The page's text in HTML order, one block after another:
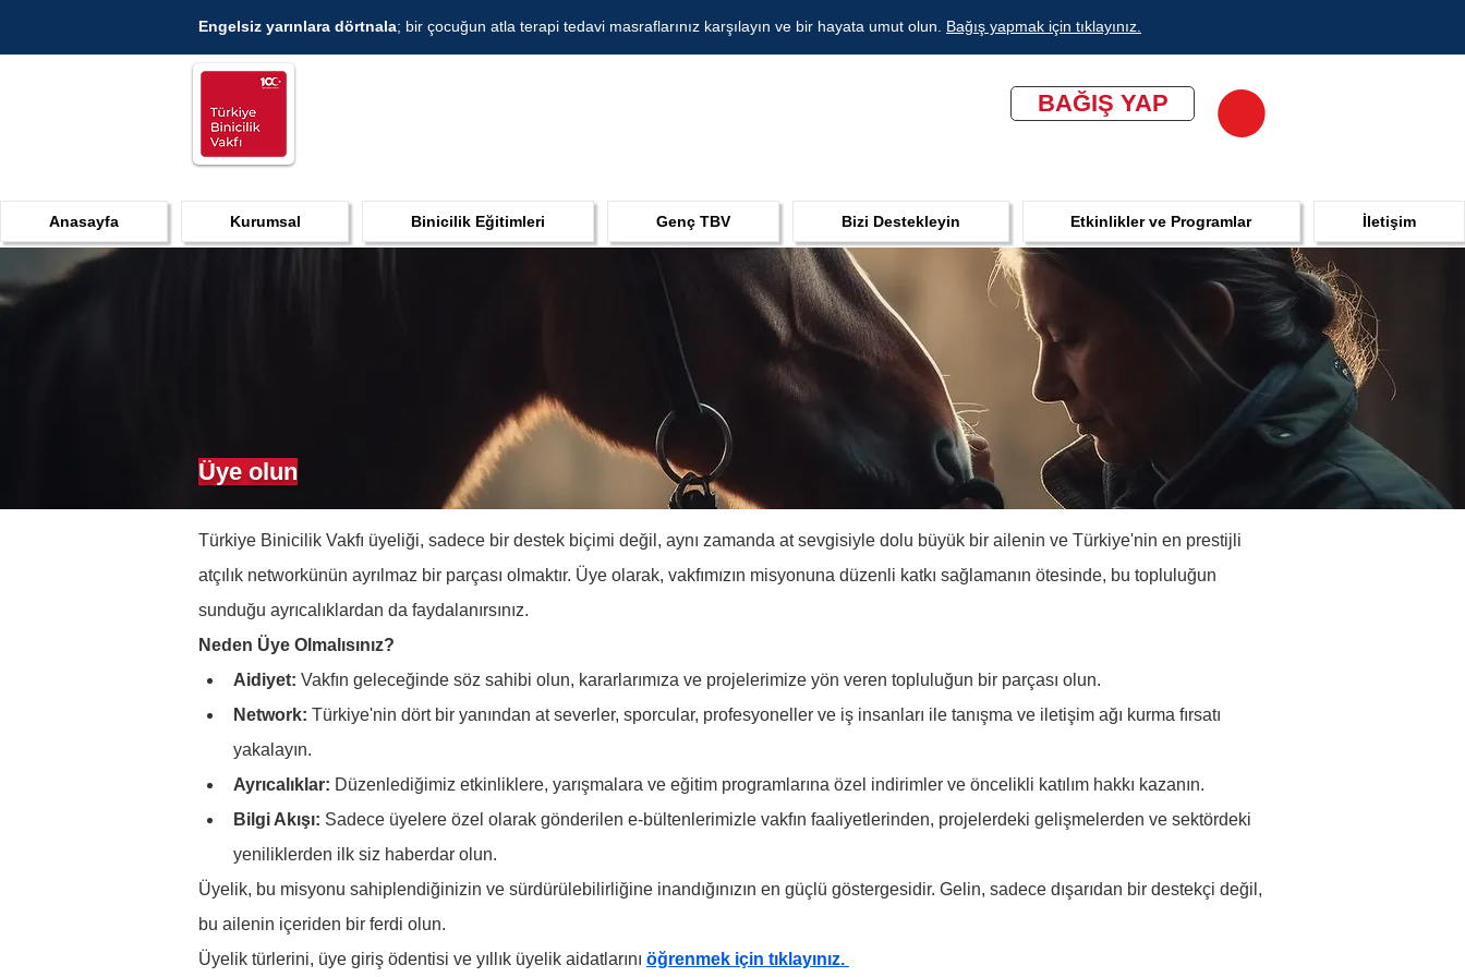
Engelsiz yarınlara dörtnala; bir çocuğun atla terapi tedavi masraflarınız karşılayın ve bir hayata umut olun. Bağış yapmak için tıklayınız.
BAĞIŞ YAP
Anasayfa Kurumsal Binicilik Eğitimleri Genç TBV Bizi Destekleyin Etkinlikler ve Programlar İletişim
Üye olun
Türkiye Binicilik Vakfı üyeliği, sadece bir destek biçimi değil, aynı zamanda at sevgisiyle dolu büyük bir ailenin ve Türkiye'nin en prestijli
atçılık networkünün ayrılmaz bir parçası olmaktır. Üye olarak, vakfımızın misyonuna düzenli katkı sağlamanın ötesinde, bu topluluğun
sunduğu ayrıcalıklardan da faydalanırsınız.
Neden Üye Olmalısınız?
Aidiyet: Vakfın geleceğinde söz sahibi olun, kararlarımıza ve projelerimize yön veren topluluğun bir parçası olun.
Network: Türkiye'nin dört bir yanından at severler, sporcular, profesyoneller ve iş insanları ile tanışma ve iletişim ağı kurma fırsatı
yakalayın.
Ayrıcalıklar: Düzenlediğimiz etkinliklere, yarışmalara ve eğitim programlarına özel indirimler ve öncelikli katılım hakkı kazanın.
Bilgi Akışı: Sadece üyelere özel olarak gönderilen e-bültenlerimizle vakfın faaliyetlerinden, projelerdeki gelişmelerden ve sektördeki
yeniliklerden ilk siz haberdar olun.
Üyelik, bu misyonu sahiplendiğinizin ve sürdürülebilirliğine inandığınızın en güçlü göstergesidir. Gelin, sadece dışarıdan bir destekçi değil,
bu ailenin içeriden bir ferdi olun.
Üyelik türlerini, üye giriş ödentisi ve yıllık üyelik aidatlarını öğrenmek için tıklayınız.